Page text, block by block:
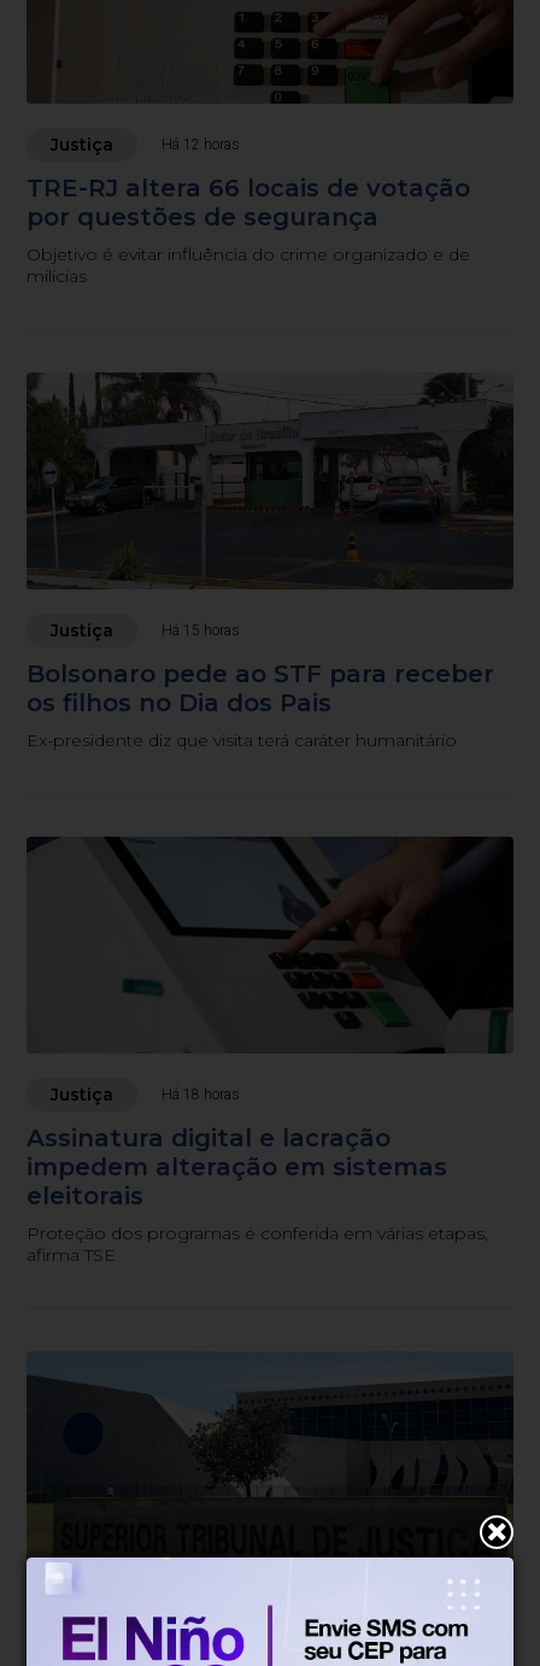
Justiça Há 12 horas
TRE-RJ altera 66 locais de votação
por questões de segurança
Objetivo é evitar influência do crime organizado e de
milícias
Justiça Há 15 horas
Bolsonaro pede ao STF para receber
os filhos no Dia dos Pais
Ex-presidente diz que visita terá caráter humanitário
Justiça Há 18 horas
Assinatura digital e lacração
impedem alteração em sistemas
eleitorais
Proteção dos programas é conferida em várias etapas,
afirma TSE
Nova lei cria filtros para recursos e